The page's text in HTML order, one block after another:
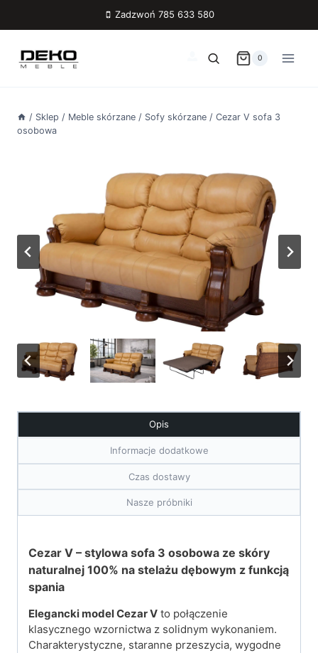
Zadzwoń 785 633 580
0
/ Sklep / Meble skórzane / Sofy skórzane / Cezar V sofa 3
osobowa
Opis
Informacje dodatkowe
Czas dostawy
Nasze próbniki
Cezar V – stylowa sofa 3 osobowa ze skóry
naturalnej 100% na stelażu dębowym z funkcją
spania
Elegancki model Cezar V to połączenie
klasycznego wzornictwa z solidnym wykonaniem.
Charakterystyczne, staranne przeszycia, wygodne